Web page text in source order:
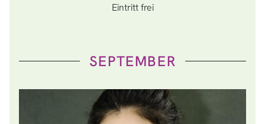
Eintritt frei
SEPTEMBER